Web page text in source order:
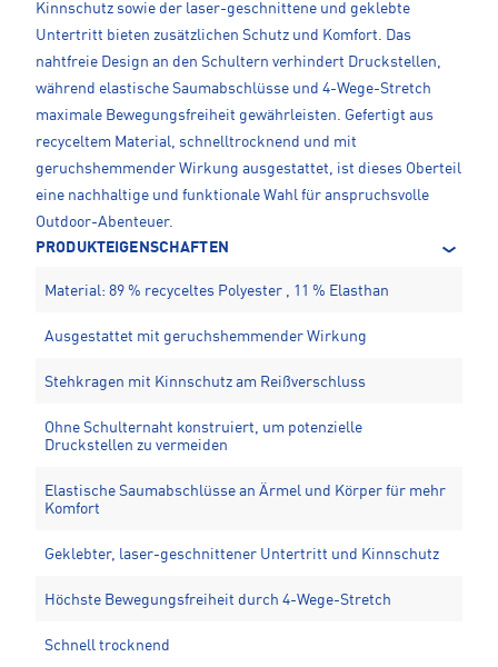
Kinnschutz sowie der laser-geschnittene und geklebte
Untertritt bieten zusätzlichen Schutz und Komfort. Das
nahtfreie Design an den Schultern verhindert Druckstellen,
während elastische Saumabschlüsse und 4-Wege-Stretch
maximale Bewegungsfreiheit gewährleisten. Gefertigt aus
recyceltem Material, schnelltrocknend und mit
geruchshemmender Wirkung ausgestattet, ist dieses Oberteil
eine nachhaltige und funktionale Wahl für anspruchsvolle
Outdoor-Abenteuer.
PRODUKTEIGENSCHAFTEN
Material: 89 % recyceltes Polyester , 11 % Elasthan
Ausgestattet mit geruchshemmender Wirkung
Stehkragen mit Kinnschutz am Reißverschluss
Ohne Schulternaht konstruiert, um potenzielle
Druckstellen zu vermeiden
Elastische Saumabschlüsse an Ärmel und Körper für mehr
Komfort
Geklebter, laser-geschnittener Untertritt und Kinnschutz
Höchste Bewegungsfreiheit durch 4-Wege-Stretch
Schnell trocknend